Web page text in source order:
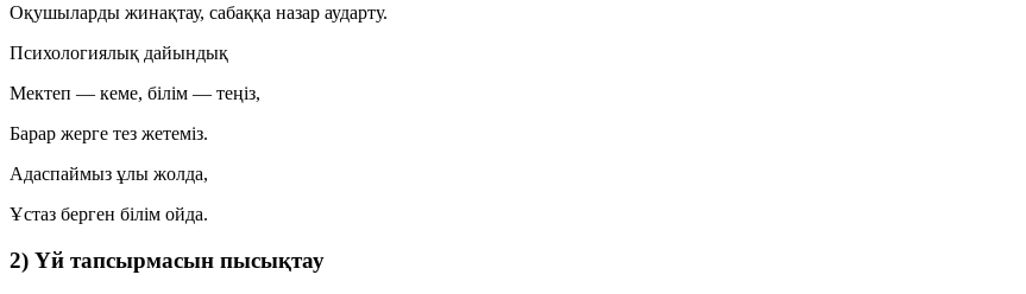
Оқушыларды жинақтау, сабаққа назар аударту.
Психологиялық дайындық
Мектеп — кеме, білім — теңіз,
Барар жерге тез жетеміз.
Адаспаймыз ұлы жолда,
Ұстаз берген білім ойда.
2) Үй тапсырмасын пысықтау